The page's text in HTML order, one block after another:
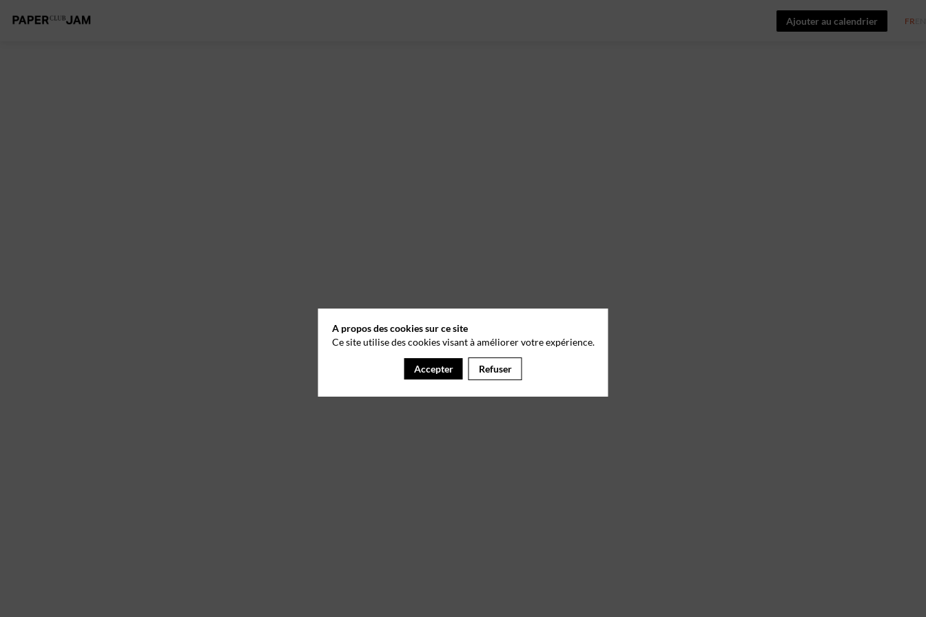
Ajouter au calendrier FR
Il manque du contenu : rafraichissez votre navigateur
A propos des cookies sur ce site
Ce site utilise des cookies visant à améliorer votre expérience.
Accepter Refuser